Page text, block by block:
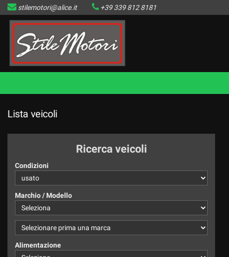
HOME
LISTA VEICOLI DISPONIBILI
IL VENDUTO
stilemotori@alice.it +39 339 812 8181
Lista veicoli
Ricerca veicoli
Condizioni
Marchio / Modello
Alimentazione